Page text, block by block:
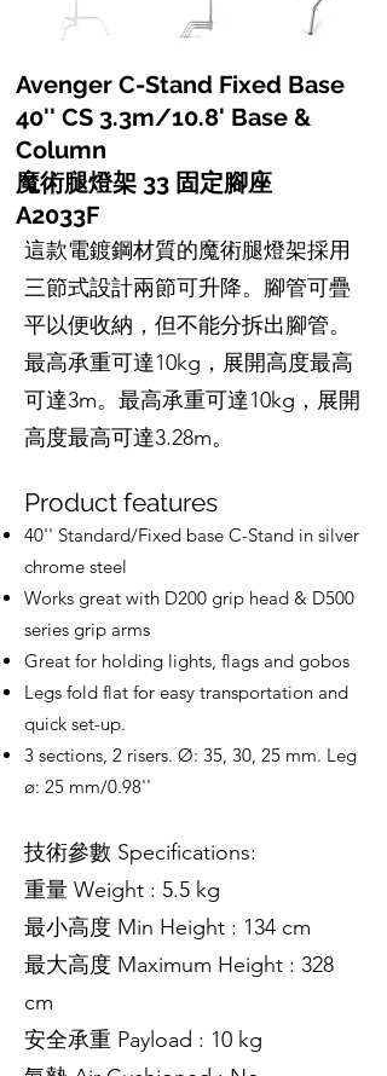
Avenger C-Stand Fixed Base
40'' CS 3.3m/10.8' Base &
Column
魔術腿燈架 33 固定腳座
A2033F
這款電鍍鋼材質的魔術腿燈架採用
三節式設計兩節可升降。腳管可疊
平以便收納，但不能分拆出腳管。
最高承重可達10kg，展開高度最高
可達3m。最高承重可達10kg，展開
高度最高可達3.28m。
Product features
40'' Standard/Fixed base C-Stand in silver
chrome steel
Works great with D200 grip head & D500
series grip arms
Great for holding lights, flags and gobos
Legs fold flat for easy transportation and
quick set-up.
3 sections, 2 risers. Ø: 35, 30, 25 mm. Leg
ø: 25 mm/0.98''
技術參數 Specifications:
重量 Weight : 5.5 kg
最小高度 Min Height : 134 cm
最大高度 Maximum Height : 328
cm
安全承重 Payload : 10 kg